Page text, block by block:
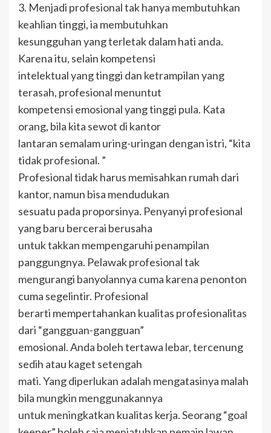
3. Menjadi profesional tak hanya membutuhkan
keahlian tinggi, ia membutuhkan
kesungguhan yang terletak dalam hati anda.
Karena itu, selain kompetensi
intelektual yang tinggi dan ketrampilan yang
terasah, profesional menuntut
kompetensi emosional yang tinggi pula. Kata
orang, bila kita sewot di kantor
lantaran semalam uring-uringan dengan istri, “kita
tidak profesional. ”
Profesional tidak harus memisahkan rumah dari
kantor, namun bisa mendudukan
sesuatu pada proporsinya. Penyanyi profesional
yang baru bercerai berusaha
untuk takkan mempengaruhi penampilan
panggungnya. Pelawak profesional tak
mengurangi banyolannya cuma karena penonton
cuma segelintir. Profesional
berarti mempertahankan kualitas profesionalitas
dari “gangguan-gangguan”
emosional. Anda boleh tertawa lebar, tercenung
sedih atau kaget setengah
mati. Yang diperlukan adalah mengatasinya malah
bila mungkin menggunakannya
untuk meningkatkan kualitas kerja. Seorang “goal